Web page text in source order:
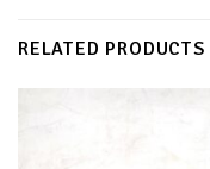
RELATED PRODUCTS